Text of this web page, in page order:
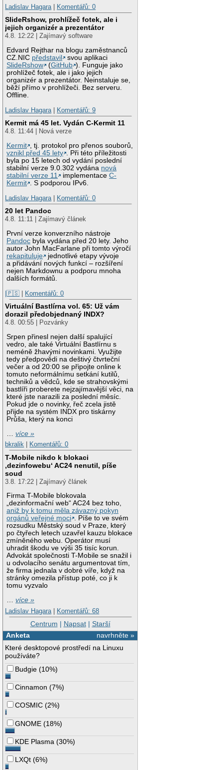
Ladislav Hagara | Komentářů: 0
SlideRshow, prohlížeč fotek, ale i
jejich organizér a prezentátor
4.8. 12:22 | Zajímavý software
Edvard Rejthar na blogu zaměstnanců
CZ.NIC představil
svou aplikaci
SlideRshow
(GitHub ). Funguje jako
prohlížeč fotek, ale i jako jejich
organizér a prezentátor. Neinstaluje se,
běží přímo v prohlížeči. Bez serveru.
Offline.
Ladislav Hagara | Komentářů: 9
Kermit má 45 let. Vydán C-Kermit 11
4.8. 11:44 | Nová verze
Kermit , tj. protokol pro přenos souborů,
vznikl před 45 lety . Při této příležitosti
byla po 15 letech od vydání poslední
stabilní verze 9.0.302 vydána nová
stabilní verze 11
implementaceC-
Kermit . S podporou IPv6.
Ladislav Hagara | Komentářů: 0
20 let Pandoc
4.8. 11:11 | Zajímavý článek
První verze konverzního nástroje
Pandoc byla vydána před 20 lety. Jeho
autor John MacFarlane při tomto výročí
rekapituluje
jednotlivé etapy vývoje
a přidávání nových funkcí – rozšíření
nejen Markdownu a podporu mnoha
dalších formátů.
|🇵🇸 | Komentářů: 0
Virtuální Bastlírna vol. 65: Už vám
dorazil předobjednaný INDX?
4.8. 00:55 | Pozvánky
Srpen přinesl nejen další spalující
vedro, ale také Virtuální Bastlírnu s
neméně žhavými novinkami. Využijte
tedy předpovědi na deštivý čtvrteční
večer a od 20:00 se připojte online k
tomuto neformálnímu setkání kutilů,
techniků a vědců, kde se strahovskými
bastlíři proberete nejzajímavější věci, na
které jste narazili za poslední měsíc.
Pokud jde o novinky, řeč zcela jistě
přijde na systém INDX pro tiskárny
Průša, který na konci
…více »
bkralik
Komentářů: 0
T-Mobile nikdo k blokaci
‚dezinfowebu‘ AC24 nenutil, píše
soud
3.8. 17:22 | Zajímavý článek
Firma T-Mobile blokovala
„dezinformační web“ AC24 bez toho,
aniž by k tomu měla závazný pokyn
orgánů veřejné moci . Píše to ve svém
rozsudku Městský soud v Praze, který
po čtyřech letech uzavřel kauzu blokace
zmíněného webu. Operátor musí
uhradit škodu ve výši 35 tisíc korun.
Advokát společnosti T-Mobile se snažil i
u odvolacího senátu argumentovat tím,
že firma jednala v dobré víře, když na
stránky omezila přístup poté, co ji k
tomu vyzvalo
…více »
Ladislav Hagara | Komentářů: 68
Centrum | Napsat| Starší
navrhněte »
Anketa
Které desktopové prostředí na Linuxu
používáte?
Budgie (10%)
Cinnamon (7%)
COSMIC (2%)
GNOME (18%)
KDE Plasma (30%)
LXQt (6%)